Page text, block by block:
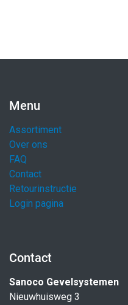
Menu
Assortiment
Over ons
FAQ
Contact
Retourinstructie
Login pagina
Contact
Sanoco Gevelsystemen
Nieuwhuisweg 3